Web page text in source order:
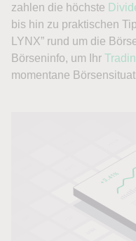
zahlen die höchste
bis hin zu praktischen
LYNX” rund um die
Börseninfo, um Ihr
momentane